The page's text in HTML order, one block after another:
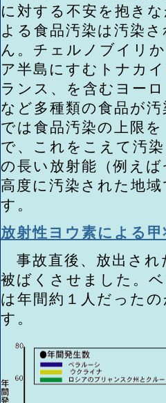
に対する不安を抱き
よる食品汚染は汚染
ん。チェルノブイリ
ア半島にすむトナカ
ランス、を含むヨー
など多種類の食品が
では食品汚染の上限
で、これをこえて汚
の長い放射能（例え
高度に汚染された地
す。
放射性ヨウ素による
事故直後、放出され
被ばくさせました。
は年間約１人だった
す。